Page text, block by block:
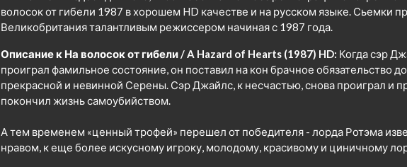
волосок от гибели 1987 в хорошем HD качестве и на русском языке. Сьемки
Великобритания талантливым режиссером начиная с 1987 года.
Описание к На волосок от гибели / A Hazard of Hearts (1987) HD: Когда сэр
проиграл фамильное состояние, он поставил на кон брачное обязательство
прекрасной и невинной Серены. Сэр Джайлс, к несчастью, снова проиграл и
покончил жизнь самоубийством.
А тем временем «ценный трофей» перешел от победителя - лорда Ротэма
нравом, к еще более искусному игроку, молодому, красивому и циничному